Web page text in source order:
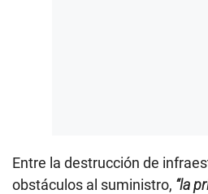
Entre la destrucción de
obstáculos al suministro, “la